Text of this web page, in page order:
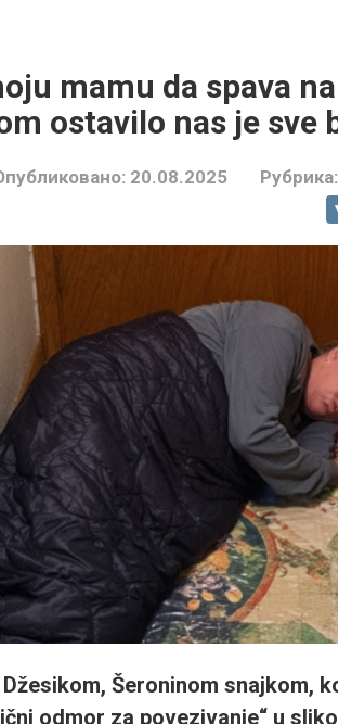
mamu da spava
ostavilo nas je sve
20.08.2025 Рубрика:
Šeroninom snajkom,
odmor za povezivanje“ u